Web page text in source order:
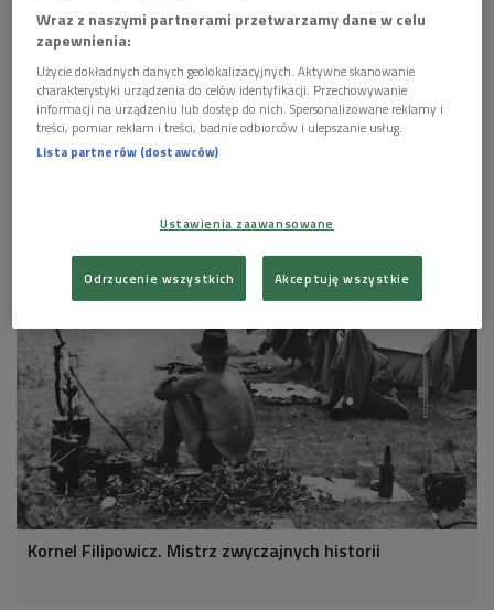
POSŁUCHAJ
21:30
Wokół książki "Szymborska. Znaki szczególne"
(Rozmowy po zmroku/Dwójka)
Kornel Filipowicz. Mistrz zwyczajnych historii
Wraz z naszymi partnerami przetwarzamy dane w celu
zapewnienia:
Użycie dokładnych danych geolokalizacyjnych. Aktywne skanowanie
charakterystyki urządzenia do celów identyfikacji. Przechowywanie
informacji na urządzeniu lub dostęp do nich. Spersonalizowane reklamy i
treści, pomiar reklam i treści, badnie odbiorców i ulepszanie usług.
Lista partnerów (dostawców)
Ustawienia zaawansowane
Odrzucenie wszystkich Akceptuję wszystkie